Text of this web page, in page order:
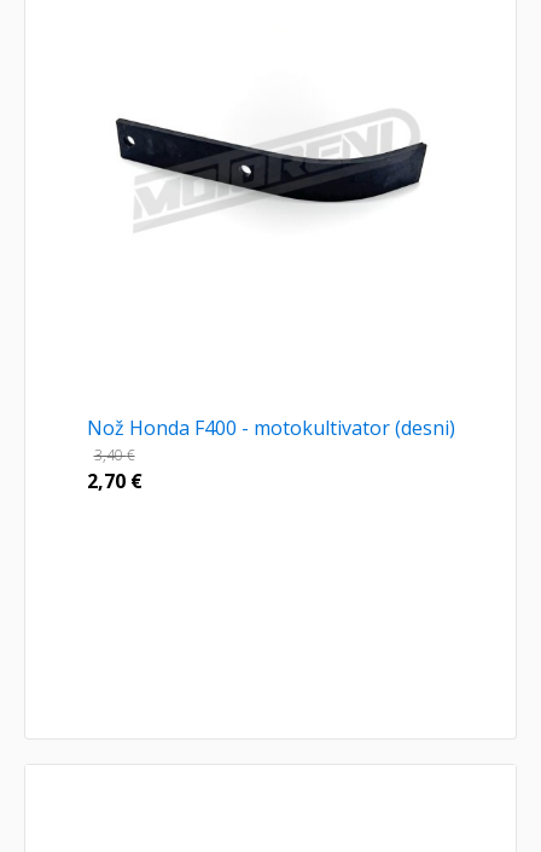
Nož Honda F400 - motokultivator (desni)
3,40€
2,70 €